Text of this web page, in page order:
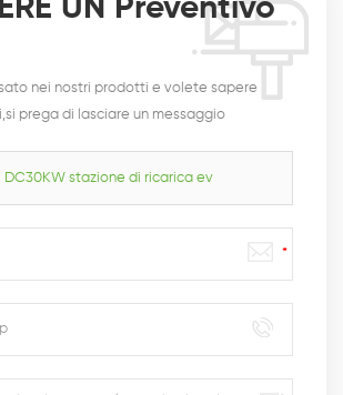
UN Preventivo
nei nostri prodotti e volete sapere
prega di lasciare un messaggio
DC30KW stazione di ricarica ev